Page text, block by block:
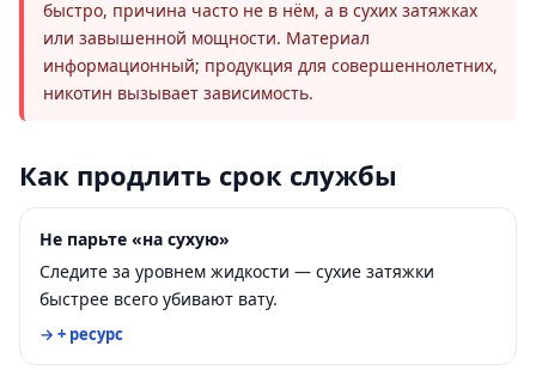
быстро, причина часто не в нём, а в сухих затяжках
или завышенной мощности. Материал
информационный; продукция для совершеннолетних,
никотин вызывает зависимость.
Как продлить срок службы
Не парьте «на сухую»
Следите за уровнем жидкости — сухие затяжки
быстрее всего убивают вату.
→ + ресурс